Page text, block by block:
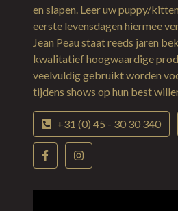
en slapen. Leer uw puppy/
eerste levensdagen hiermee
Jean Peau staat reeds jaren
kwalitatief hoogwaardige
veelvuldig gebruikt worden
tijdens shows op hun best
+31 (0) 45 - 30 30 340